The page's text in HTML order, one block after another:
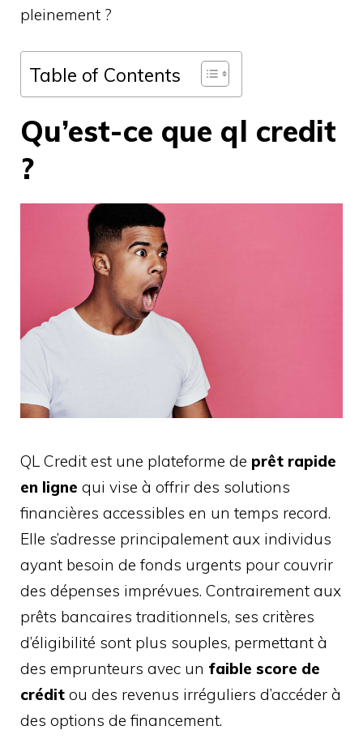
pleinement ?
Table of Contents
Qu’est-ce que ql credit
?
QL Credit est une plateforme de prêt rapide
en ligne qui vise à offrir des solutions
financières accessibles en un temps record.
Elle s’adresse principalement aux individus
ayant besoin de fonds urgents pour couvrir
des dépenses imprévues. Contrairement aux
prêts bancaires traditionnels, ses critères
d’éligibilité sont plus souples, permettant à
des emprunteurs avec un faible score de
crédit ou des revenus irréguliers d’accéder à
des options de financement.